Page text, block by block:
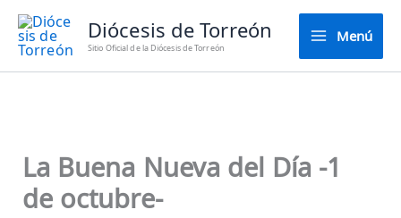
contenido
Diócesis de Torreón
Sitio Oficial de la Diócesis de Torreón
Menú
La Buena Nueva del Día -1
de octubre-